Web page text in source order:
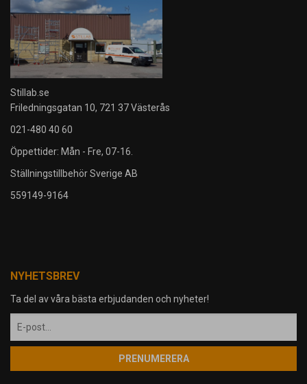
Stillab.se
Friledningsgatan 10, 721 37 Västerås
021-480 40 60
Öppettider: Mån - Fre, 07-16.
Ställningstillbehör Sverige AB
559149-9164
NYHETSBREV
Ta del av våra bästa erbjudanden och nyheter!
PRENUMERERA